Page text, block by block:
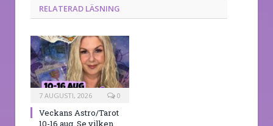
RELATERAD LÄSNING
7 AUGUSTI, 2026 0
Veckans Astro/Tarot
10-16 aug. Se vilken